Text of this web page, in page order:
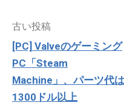
投
ナ
ビ
ゲ
ー
シ
古い投稿
[PC] Valveのゲーミング
PC「Steam
Machine」、パーツ代は
1300ドル以上